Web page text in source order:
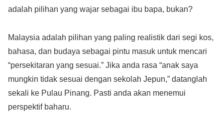
adalah pilihan yang wajar sebagai ibu bapa, bukan?
Malaysia adalah pilihan yang paling realistik dari segi kos,
bahasa, dan budaya sebagai pintu masuk untuk mencari
“persekitaran yang sesuai.” Jika anda rasa “anak saya
mungkin tidak sesuai dengan sekolah Jepun,” datanglah
sekali ke Pulau Pinang. Pasti anda akan menemui
perspektif baharu.